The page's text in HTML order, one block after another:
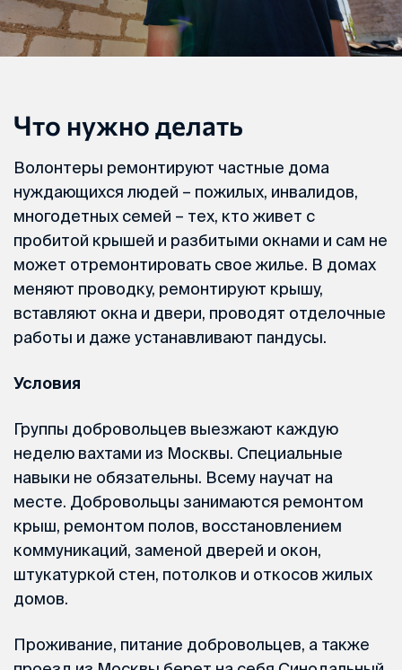
Что нужно делать
Волонтеры ремонтируют частные дома
нуждающихся людей – пожилых, инвалидов,
многодетных семей – тех, кто живет с
пробитой крышей и разбитыми окнами и сам не
может отремонтировать свое жилье. В домах
меняют проводку, ремонтируют крышу,
вставляют окна и двери, проводят отделочные
работы и даже устанавливают пандусы.
Условия
Группы добровольцев выезжают каждую
неделю вахтами из Москвы. Специальные
навыки не обязательны. Всему научат на
месте. Добровольцы занимаются ремонтом
крыш, ремонтом полов, восстановлением
коммуникаций, заменой дверей и окон,
штукатуркой стен, потолков и откосов жилых
домов.
Проживание, питание добровольцев, а также